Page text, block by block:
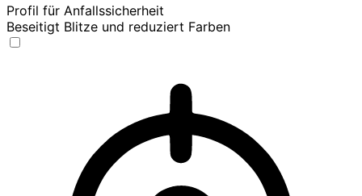
Profil für Anfallssicherheit
Beseitigt Blitze und reduziert Farben